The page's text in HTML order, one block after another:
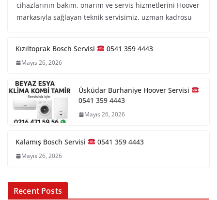
cihazlarının bakım, onarım ve servis hizmetlerini Hoover
markasıyla sağlayan teknik servisimiz, uzman kadrosu
Kızıltoprak Bosch Servisi 0541 359 4443
Mayıs 26, 2026
Üsküdar Burhaniye Hoover Servisi
0541 359 4443
Mayıs 26, 2026
Kalamış Bosch Servisi 0541 359 4443
Mayıs 26, 2026
Recent Posts